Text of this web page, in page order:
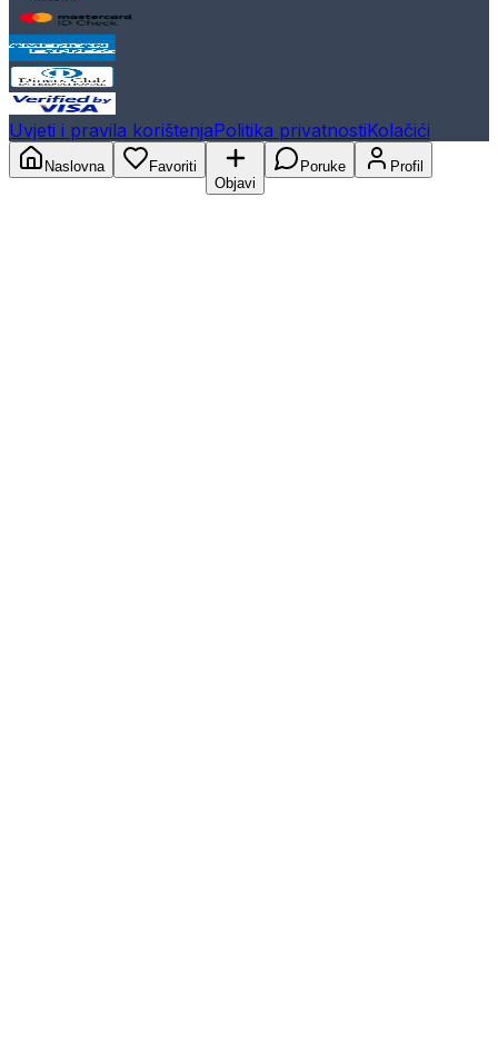
Uvjeti i pravila korištenjaPolitika privatnostiKolačići
Naslovna
Favoriti
Objavi
Poruke Profil